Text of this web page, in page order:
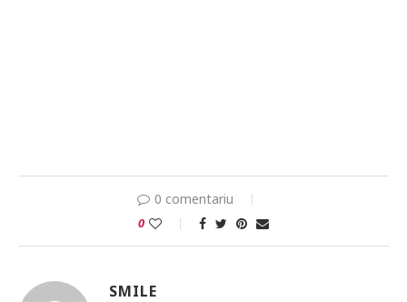
0 comentariu
0
SMILE